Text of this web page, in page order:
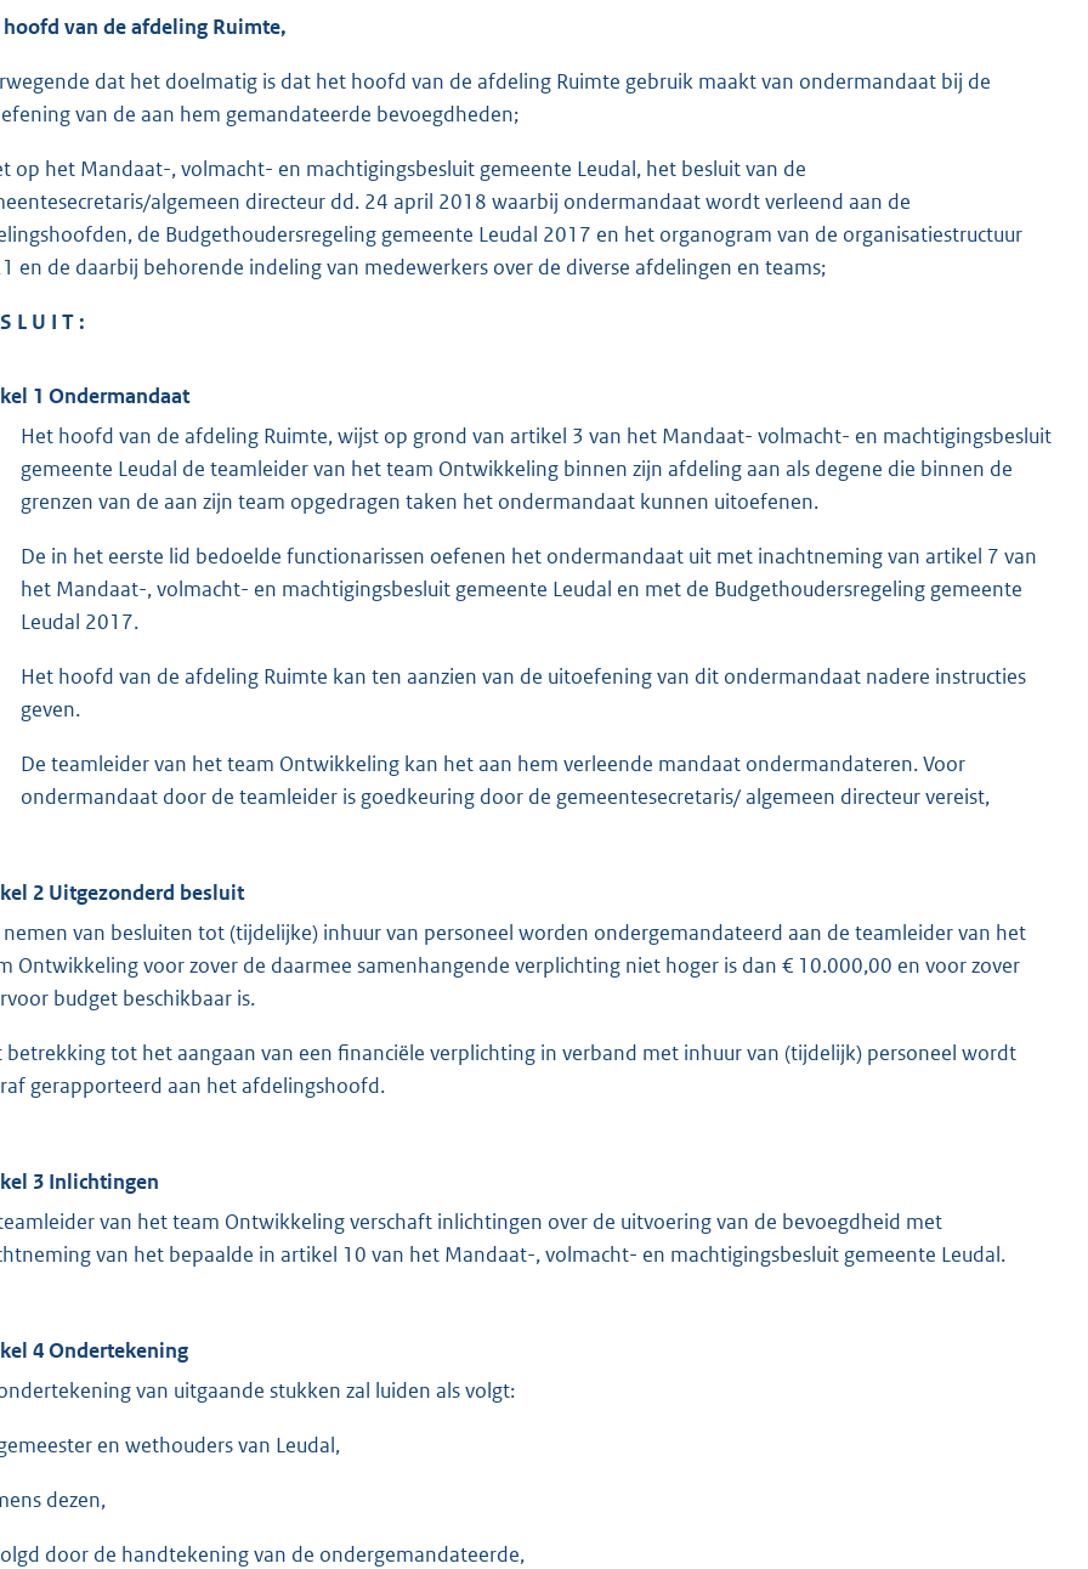
hoofd van de afdeling Ruimte,
dat het doelmatig is dat het hoofd van de afdeling Ruimte gebruik maakt van ondermandaat bij de
van de aan hem gemandateerde bevoegdheden;
op het Mandaat-, volmacht- en machtigingsbesluit gemeente Leudal, het besluit van de
algemeen directeur dd. 24 april 2018 waarbij ondermandaat wordt verleend aan de
de Budgethoudersregeling gemeente Leudal 2017 en het organogram van de organisatiestructuur
en de daarbij behorende indeling van medewerkers over de diverse afdelingen en teams;
L U I T :
1 Ondermandaat
Het hoofd van de afdeling Ruimte, wijst op grond van artikel 3 van het Mandaat- volmacht- en machtigingsbesluit
gemeente Leudal de teamleider van het team Ontwikkeling binnen zijn afdeling aan als degene die binnen de
grenzen van de aan zijn team opgedragen taken het ondermandaat kunnen uitoefenen.
De in het eerste lid bedoelde functionarissen oefenen het ondermandaat uit met inachtneming van artikel 7 van
het Mandaat-, volmacht- en machtigingsbesluit gemeente Leudal en met de Budgethoudersregeling gemeente
Leudal 2017.
Het hoofd van de afdeling Ruimte kan ten aanzien van de uitoefening van dit ondermandaat nadere instructies
geven.
De teamleider van het team Ontwikkeling kan het aan hem verleende mandaat ondermandateren. Voor
ondermandaat door de teamleider is goedkeuring door de gemeentesecretaris/ algemeen directeur vereist,
2 Uitgezonderd besluit
nemen van besluiten tot (tijdelijke) inhuur van personeel worden ondergemandateerd aan de teamleider van het
Ontwikkeling voor zover de daarmee samenhangende verplichting niet hoger is dan € 10.000,00 en voor zover
budget beschikbaar is.
betrekking tot het aangaan van een financiële verplichting in verband met inhuur van (tijdelijk) personeel wordt
gerapporteerd aan het afdelingshoofd.
3 Inlichtingen
van het team Ontwikkeling verschaft inlichtingen over de uitvoering van de bevoegdheid met
van het bepaalde in artikel 10 van het Mandaat-, volmacht- en machtigingsbesluit gemeente Leudal.
4Ondertekening
van uitgaande stukken zal luiden als volgt:
en wethouders van Leudal,
dezen,
door de handtekening van de ondergemandateerde,